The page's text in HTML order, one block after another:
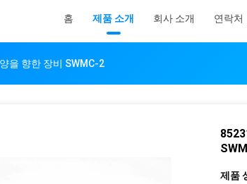
홈 제품 소개 회사 소개 연락처
을 향한 장비 SWMC-2
제품